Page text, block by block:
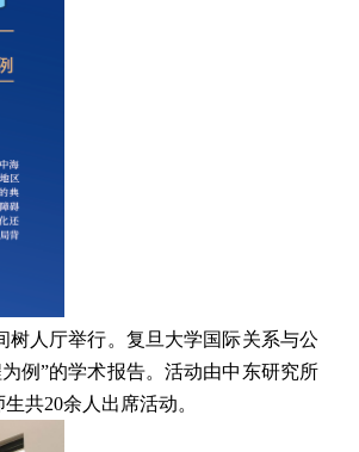
树人厅举行。复旦大学国际关系与公
例”的学术报告。活动由中东研究所
生共20余人出席活动。